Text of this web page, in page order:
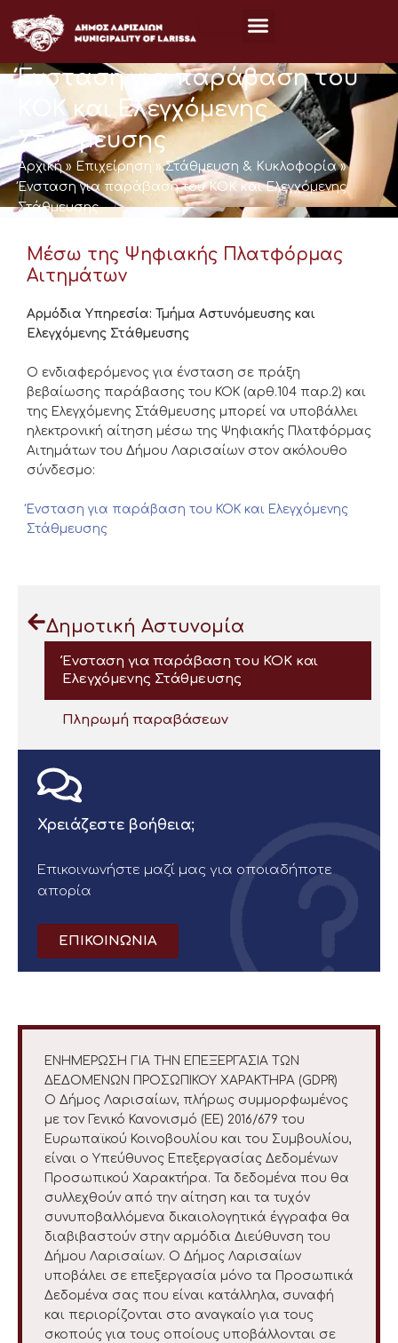
στο
περιεχόμενο
Ένσταση για παράβαση του
ΚΟΚ και Ελεγχόμενης
Στάθμευσης
Αρχική» Επιχείρηση »Στάθμευση & Κυκλοφορία»
Ένσταση για παράβαση του ΚΟΚ και Ελεγχόμενης
Στάθμευσης
Μέσω της Ψηφιακής Πλατφόρμας
Αιτημάτων
Αρμόδια Υπηρεσία: Τμήμα Αστυνόμευσης και
Ελεγχόμενης Στάθμευσης
Ο ενδιαφερόμενος για ένσταση σε πράξη
βεβαίωσης παράβασης του ΚΟΚ (αρθ.104 παρ.2) και
της Ελεγχόμενης Στάθμευσης μπορεί να υποβάλλει
ηλεκτρονική αίτηση μέσω της Ψηφιακής Πλατφόρμας
Αιτημάτων του Δήμου Λαρισαίων στον ακόλουθο
σύνδεσμο:
Ένσταση για παράβαση του ΚΟΚ και Ελεγχόμενης
Στάθμευσης
Δημοτική Αστυνομία
Ένσταση για παράβαση του ΚΟΚ και
Ελεγχόμενης Στάθμευσης
Πληρωμή παραβάσεων
Χρειάζεστε βοήθεια;
Επικοινωνήστε μαζί μας για οποιαδήποτε
απορία
ΕΠΙΚΟΙΝΩΝΙΑ
ΕΝΗΜΕΡΩΣΗ ΓΙΑ ΤΗΝ ΕΠΕΞΕΡΓΑΣΙΑ ΤΩΝ
ΔΕΔΟΜΕΝΩΝ ΠΡΟΣΩΠΙΚΟΥ ΧΑΡΑΚΤΗΡΑ (GDPR)
Ο Δήμος Λαρισαίων, πλήρως συμμορφωμένος
με τον Γενικό Κανονισμό (ΕΕ) 2016/679 του
Ευρωπαϊκού Κοινοβουλίου και του Συμβουλίου,
είναι ο Υπεύθυνος Επεξεργασίας Δεδομένων
Προσωπικού Χαρακτήρα. Τα δεδομένα που θα
συλλεχθούν από την αίτηση και τα τυχόν
συνυποβαλλόμενα δικαιολογητικά έγγραφα θα
διαβιβαστούν στην αρμόδια Διεύθυνση του
Δήμου Λαρισαίων. Ο Δήμος Λαρισαίων
υποβάλει σε επεξεργασία μόνο τα Προσωπικά
Δεδομένα σας που είναι κατάλληλα, συναφή
και περιορίζονται στο αναγκαίο για τους
σκοπούς για τους οποίους υποβάλλονται σε